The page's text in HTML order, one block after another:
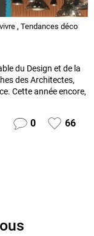
, Tendances déco
du Design et de la
des Architectes,
Cette année encore,
0 66